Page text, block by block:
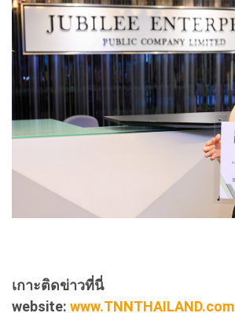
เกาะติดข่าวที่นี่
website: www.TNNTHAILAND.com